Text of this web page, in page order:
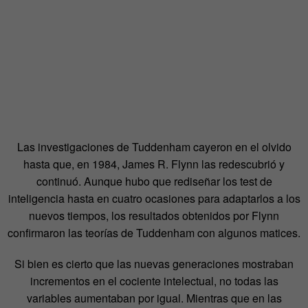
Las investigaciones de Tuddenham cayeron en el olvido
hasta que, en 1984, James R. Flynn las redescubrió y
continuó. Aunque hubo que rediseñar los test de
inteligencia hasta en cuatro ocasiones para adaptarlos a los
nuevos tiempos, los resultados obtenidos por Flynn
confirmaron las teorías de Tuddenham con algunos matices.
Si bien es cierto que las nuevas generaciones mostraban
incrementos en el cociente intelectual, no todas las
variables aumentaban por igual. Mientras que en las